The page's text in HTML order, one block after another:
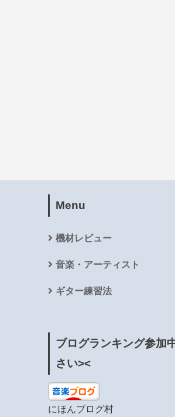
Menu
機材レビュー
音楽・アーティスト
ギター練習法
ブログランキング参加
さい><
にほんブログ村